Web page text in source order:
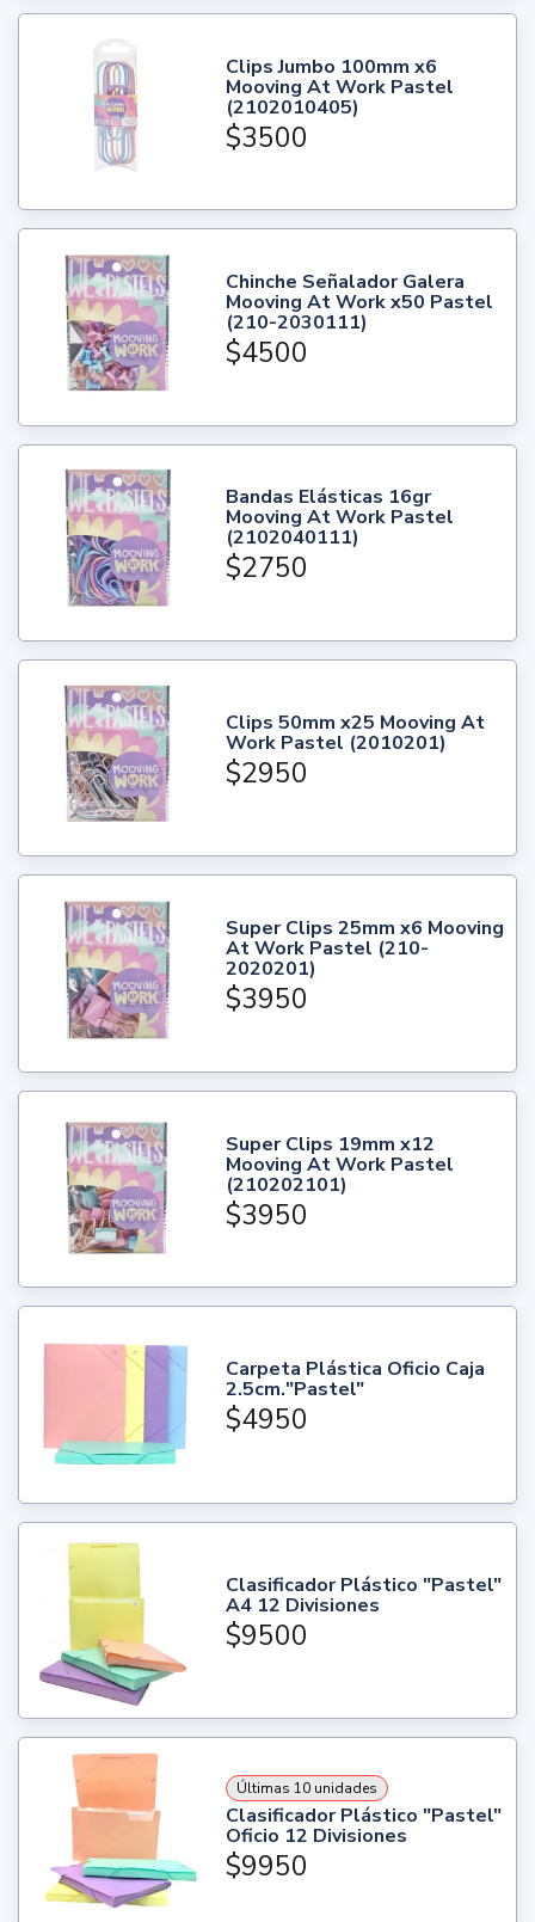
Clips Jumbo 100mm x6
Mooving At Work Pastel
(2102010405)
$3500
Chinche Señalador Galera
Mooving At Work x50 Pastel
(210-2030111)
$4500
Bandas Elásticas 16gr
Mooving At Work Pastel
(2102040111)
$2750
Clips 50mm x25 Mooving At
Work Pastel (2010201)
$2950
Super Clips 25mm x6 Mooving
At Work Pastel (210-
2020201)
$3950
Super Clips 19mm x12
Mooving At Work Pastel
(210202101)
$3950
Carpeta Plástica Oficio Caja
2.5cm."Pastel"
$4950
Clasificador Plástico "Pastel"
A4 12 Divisiones
$9500
Últimas 10 unidades
Clasificador Plástico "Pastel"
Oficio 12 Divisiones
$9950